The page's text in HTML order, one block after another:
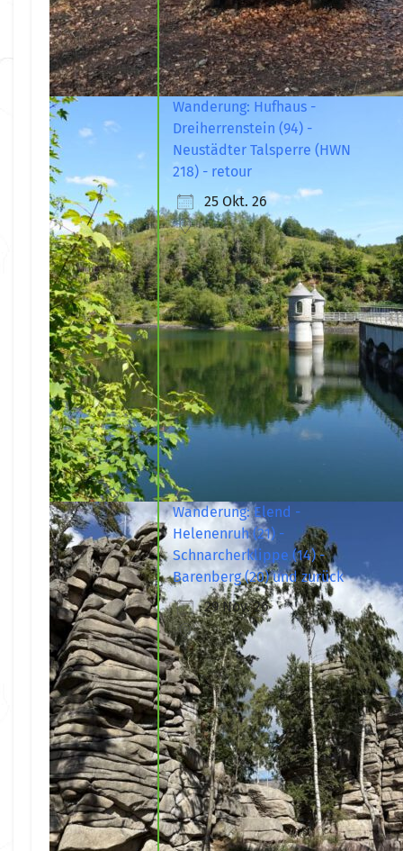
Wanderung: Hufhaus -
Dreiherrenstein (94) -
Neustädter Talsperre (HWN
218) - retour
25 Okt. 26
Wanderung: Elend -
Helenenruh (21) -
Schnarcherklippe (14) -
Barenberg (20) und zurück
29 Nov. 26